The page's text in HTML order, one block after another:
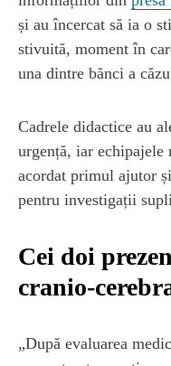
și au încercat să ia o
stivuită, moment în
una dintre bănci a
Cadrele didactice au
urgență, iar echipajele
acordat primul ajutor
pentru investigații
Cei doi
cranio-
„După evaluarea